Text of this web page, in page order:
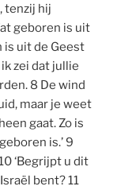
tenzij hij
geboren is uit
is uit de Geest
zei dat jullie
8 De wind
maar je weet
gaat. Zo is
is.’ 9
‘Begrijpt u dit
bent? 11